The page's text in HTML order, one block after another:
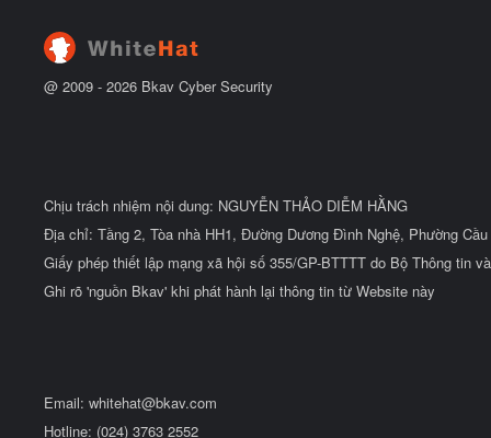
ầ
@ 2009 - 2026 Bkav Cyber Security
Chịu trách nhiệm nội dung: NGUYỄN THẢO DIỄM HẰNG
Địa chỉ: Tầng 2, Tòa nhà HH1, Đường Dương Đình Nghệ, Phường
Giấy phép thiết lập mạng xã hội số 355/GP-BTTTT do Bộ Thông tin
Ghi rõ 'nguồn Bkav' khi phát hành lại thông tin từ Website này
Email: whitehat@bkav.com
Hotline: (024) 3763 2552